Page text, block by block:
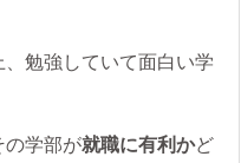
勉強していて面白い学
の学部が就職に有利かど